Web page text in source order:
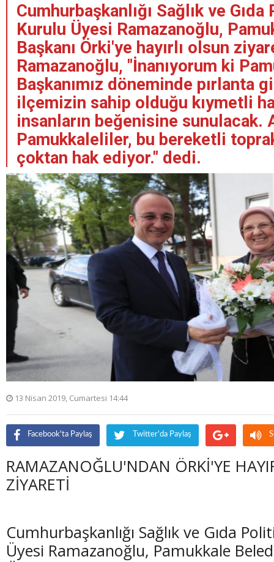
Cumhurbaşkanlığı Sağlık ve
Kurulu Üyesi Ramazanoğlu,
Başkanı Örki'ye hayırlı olsun
Ramazanoğlu, "İnanıyorum ki
Başkanımız döneminde pırlanta
ilçemizin sahip olduğu kıymetli
insanların beğenisine sunulacak.
Pamukkaleliler, bu bereketli
çoktan hak ediyor." dedi.
13 Nisan 2019, Cumartesi 14:44
Facebook'ta Paylaş Twitter'da Paylaş
RAMAZANOĞLU'NDAN ÖRKİ'YE
ZİYARETİ
Cumhurbaşkanlığı Sağlık ve Gıda
Üyesi Ramazanoğlu, Pamukkale